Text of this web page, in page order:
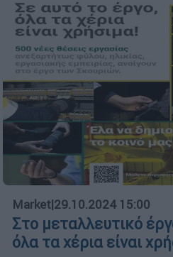
Market|29.10.2024 15:00
Στο μεταλλευτικό
όλα τα χέρια είναι